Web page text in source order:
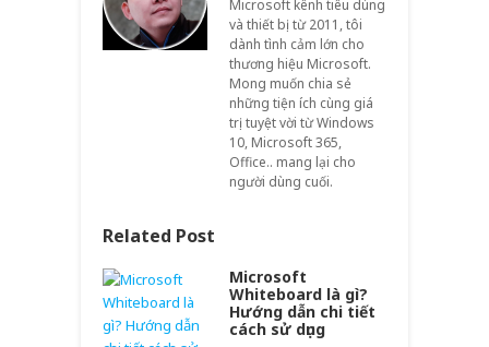
Microsoft kênh tiêu dùng
và thiết bị từ 2011, tôi
dành tình cảm lớn cho
thương hiệu Microsoft.
Mong muốn chia sẻ
những tiện ích cùng giá
trị tuyệt vời từ Windows
10, Microsoft 365,
Office.. mang lại cho
người dùng cuối.
Related Post
Microsoft
Whiteboard là gì?
Hướng dẫn chi tiết
cách sử dụng